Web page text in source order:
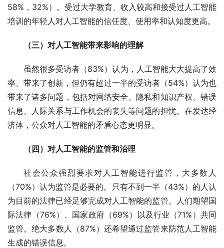
58%，32%）。受过大学教育、收入较高和接受过人工智能
培训的年轻人对人工智能的信任度、使用率和认知度更高。
（三）对人工智能带来影响的理解
虽然很多受访者（83%）认为，人工智能大大提高了效
率、带来了创新，但仍有超过一半的受访者（54%）认为也
带来了诸多问题，包括对网络安全、隐私和知识产权、错误
信息、人际关系与工作机会的丧失等问题的担忧。在发达经
济体，公众对人工智能的矛盾心态更明显。
（四）对人工智能的监管和治理
社会公众强烈要求对人工智能进行监管，大多数人
（70%）认为监管是必要的。只有不到一半（43%）的人认
为目前的法律已经足够完成对人工智能的监管。人们期望国
际法律（76%）、国家政府（69%）以及行业（71%）共同
监管。绝大多数人（87%）还希望通过监管来防范人工智能
生成的错误信息。